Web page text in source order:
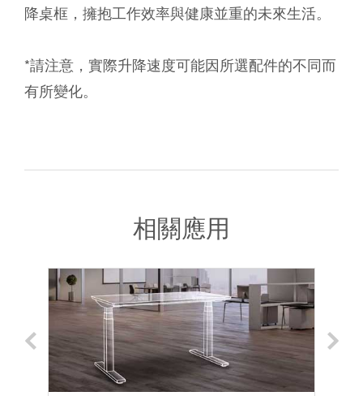
降桌框，擁抱工作效率與健康並重的未來生活。
*請注意，實際升降速度可能因所選配件的不同而
有所變化。
相關應用